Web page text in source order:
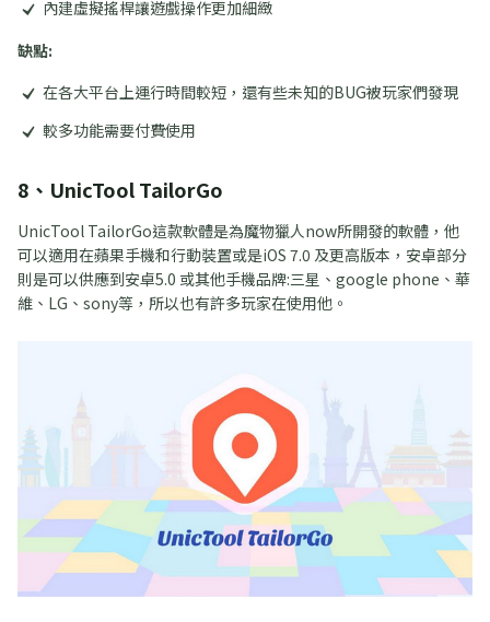
內建虛擬搖桿讓遊戲操作更加細緻
缺點:
在各大平台上運行時間較短，還有些未知的BUG被玩家們發現
較多功能需要付費使用
8、UnicTool TailorGo
UnicTool TailorGo這款軟體是為魔物獵人now所開發的軟體，他
可以適用在蘋果手機和行動裝置或是iOS 7.0 及更高版本，安卓部分
則是可以供應到安卓5.0 或其他手機品牌:三星、google phone、華
維、LG、sony等，所以也有許多玩家在使用他。